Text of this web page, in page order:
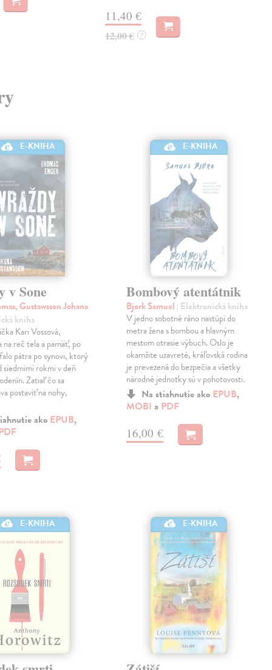
11,40 €
12,00 € ?
E-KNIHA
v Sone
Gustawsson Johana
kniha
Kari Vossová,
na reč tela a pamäť, po
pátra po synovi, ktorý
siedmimi rokmi v deň
Zatiaľ čo sa
postaviť na nohy,
ako EPUB,
E-KNIHA
Bombový atentátnik
Bjork Samuel | Elektronická kniha
V jedno sobotné ráno nastúpi do
metra žena s bombou a hlavným
mestom otrasie výbuch. Oslo je
okamžite uzavreté, kráľovská rodina
je prevezená do bezpečia a všetky
národné jednotky sú v pohotovosti.
Na stiahnutie ako EPUB,
MOBI a PDF
16,00 €
E-KNIHA E-KNIHA